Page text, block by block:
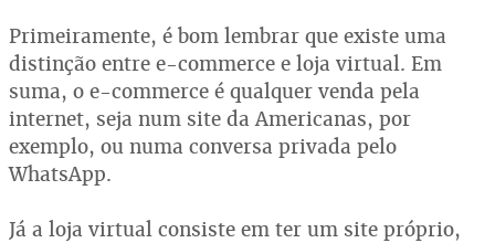
Primeiramente, é bom lembrar que existe uma
distinção entre e-commerce e loja virtual. Em
suma, o e-commerce é qualquer venda pela
internet, seja num site da Americanas, por
exemplo, ou numa conversa privada pelo
WhatsApp.
Já a loja virtual consiste em ter um site próprio,